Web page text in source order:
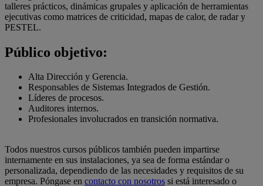
talleres prácticos, dinámicas grupales y aplicación de herramientas
ejecutivas como matrices de criticidad, mapas de calor, de radar y
PESTEL.
Público objetivo:
Alta Dirección y Gerencia.
Responsables de Sistemas Integrados de Gestión.
Líderes de procesos.
Auditores internos.
Profesionales involucrados en transición normativa.
Todos nuestros cursos públicos también pueden impartirse
internamente en sus instalaciones, ya sea de forma estándar o
personalizada, dependiendo de las necesidades y requisitos de su
empresa. Póngase en contacto con nosotros si está interesado o